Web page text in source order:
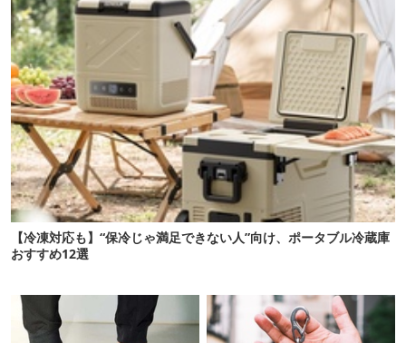
【冷凍対応も】“保冷じゃ満足できない人”向け、ポータブル冷蔵庫
おすすめ12選